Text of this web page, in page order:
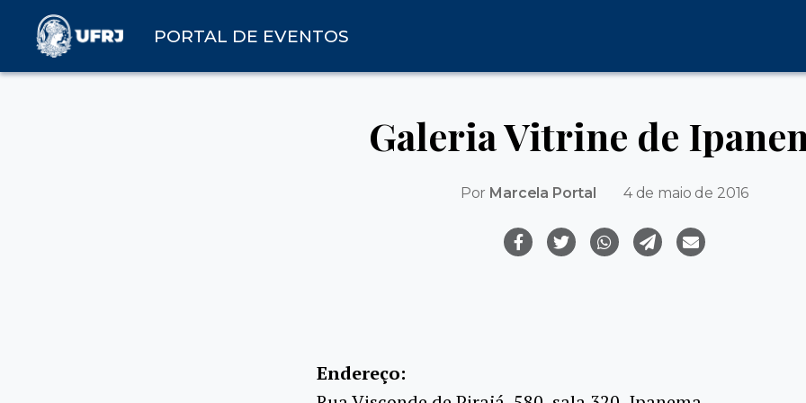
PORTAL DE EVENTOS
Galeria Vitrine de
Por Marcela Portal 4 de maio de 2016
Endereço: